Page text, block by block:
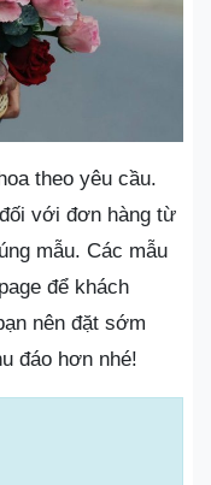
theo yêu cầu.
với đơn hàng từ
mẫu. Các mẫu
để khách
nên đặt sớm
đáo hơn nhé!